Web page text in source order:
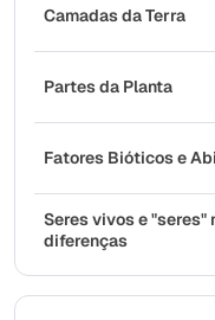
Camadas da Terra
Partes da Planta
Fatores Bióticos e
Seres vivos e "seres"
diferenças